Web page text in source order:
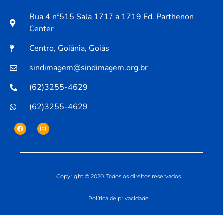
Rua 4 nº515 Sala 1717 a 1719 Ed. Parthenon
Center
Centro, Goiânia, Goiás
sindimagem@sindimagem.org.br
(62)3255-4629
(62)3255-4629
Copyright © 2020. Todos os direitos reservados
Política de privacidade